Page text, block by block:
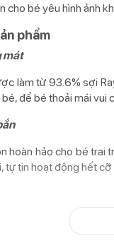
cho bé yêu hình ảnh
phẩm
mát
làm từ 93.6% sợi
để bé thoải mái vui
hoàn hảo cho bé
tự tin hoạt động hết